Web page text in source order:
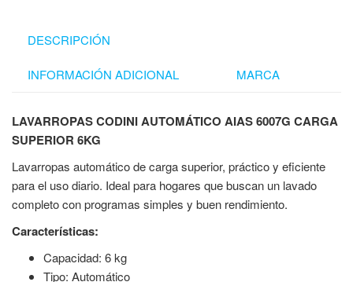
DESCRIPCIÓN
INFORMACIÓN ADICIONAL MARCA
LAVARROPAS CODINI AUTOMÁTICO AIAS 6007G CARGA
SUPERIOR 6KG
Lavarropas automático de carga superior, práctico y eficiente
para el uso diario. Ideal para hogares que buscan un lavado
completo con programas simples y buen rendimiento.
Características:
Capacidad: 6 kg
Tipo: Automático